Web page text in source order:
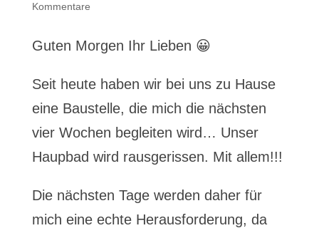
Kommentare
Guten Morgen Ihr Lieben 😀
Seit heute haben wir bei uns zu Hause
eine Baustelle, die mich die nächsten
vier Wochen begleiten wird… Unser
Haupbad wird rausgerissen. Mit allem!!!
Die nächsten Tage werden daher für
mich eine echte Herausforderung, da